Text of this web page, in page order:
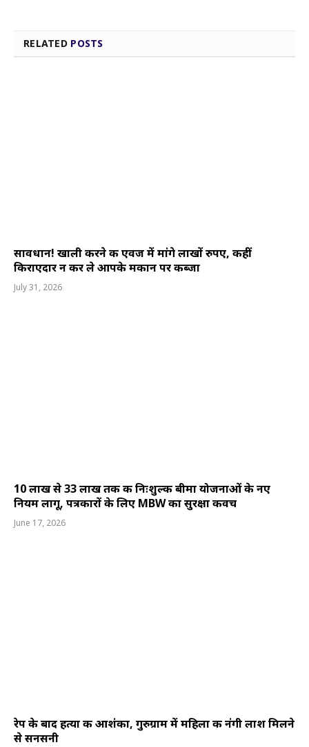
RELATED POSTS
सावधान! खाली करने की एवज में मांगे लाखों रुपए, कहीं
किराएदार न कर ले आपके मकान पर कब्जा
July 31, 2026
10 लाख से 33 लाख तक की निःशुल्क बीमा योजनाओं के नए
नियम लागू, पत्रकारों के लिए MBW का सुरक्षा कवच
June 17, 2026
रेप के बाद हत्या की आशंका, गुरुग्राम में महिला की नंगी लाश मिलने
से सनसनी